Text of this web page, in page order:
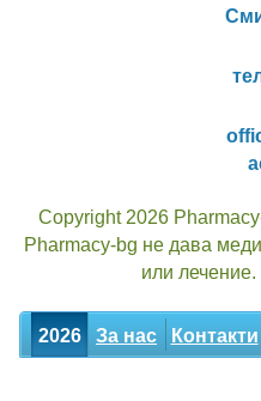
Copyright 2026
Pharmacy-bg не дава
или лечение.
2026 За нас Контакти